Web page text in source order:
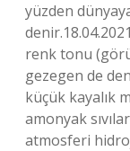
yüzden
renk tonu
gezegen de
küçük kayalık
amonyak
atmosferi